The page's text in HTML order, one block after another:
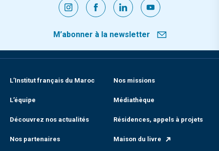
M’abonner à la newsletter
L’Institut français du Maroc Nos missions
L’équipe Médiathèque
Découvrez nos actualités Résidences, appels à projets
Nos partenaires Maison du livre